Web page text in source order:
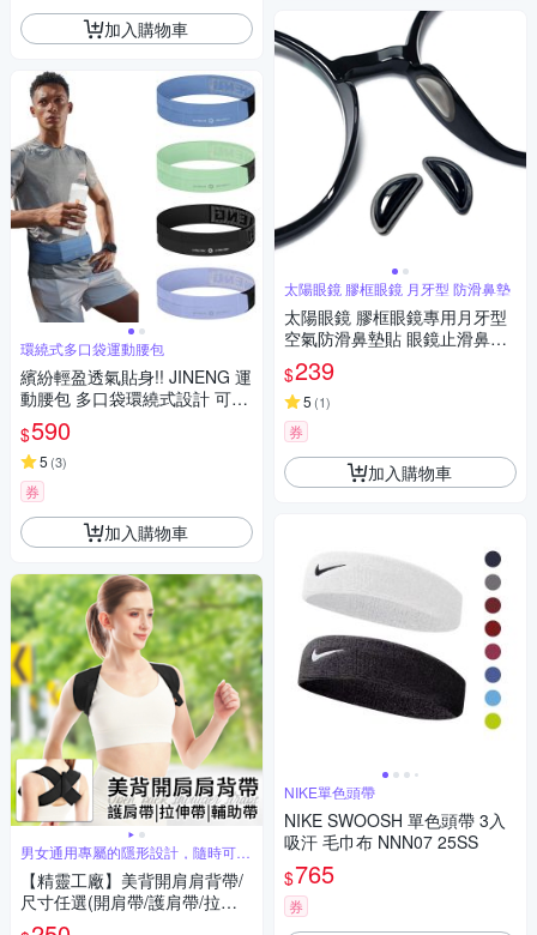
加入購物車
環繞式多口袋運動腰包
繽紛輕盈透氣貼身!! JINENG 運
動腰包 多口袋環繞式設計 可放
小水壺 手機 鑰匙 隨身小物 跑
步 旅遊 健身 騎車 戶外 運動好
幫手
$590
5 (3)
券
加入購物車
男女通用專屬的隱形設計，隨時可穿
戴
【精靈工廠】美背開肩肩背帶/
尺寸任選(開肩帶/護肩帶/拉伸
帶/輔助帶/隱形帶/健身背帶)(S0
太陽眼鏡 膠框眼鏡 月牙型 防滑鼻墊
太陽眼鏡 膠框眼鏡專用月牙型
空氣防滑鼻墊貼 眼鏡止滑鼻墊
增高鼻墊 加高鼻托(三對6入)
$239
5 (1)
券
加入購物車
NIKE單色頭帶
NIKE SWOOSH 單色頭帶 3入
吸汗 毛巾布 NNN07 25SS
$765
券